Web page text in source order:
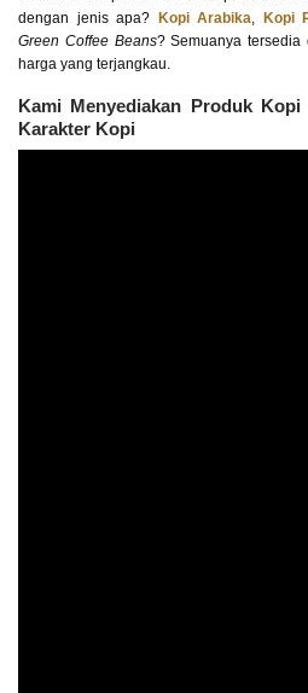
dengan jenis apa? Kopi Arabika Kopi
Green Coffee Beans? Semuanya tersedia
harga yang terjangkau.
Kami Menyediakan Produk
Karakter Kopi